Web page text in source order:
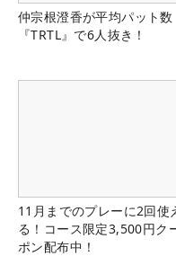
仲宗根澄香が平均パット数
『TRTL』で6人抜き！
11月までのプレーに2回使
る！コース限定3,500円ク
ポン配布中！